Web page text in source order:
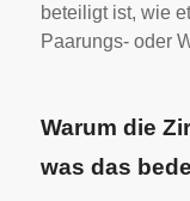
beteiligt ist, wie
Paarungs- oder
Warum die
was das